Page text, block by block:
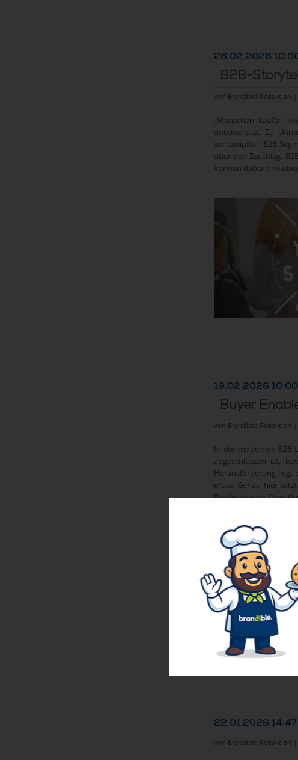
26.02.2026
B2B-
von Brandible Redaktion |
„Menschen kaufen
unterschätzt. Zu
umkämpften B2B-
über den Zuschlag.
können dabei eine
19.02.2026 10:00
Buyer
von Brandible Redaktion |
In der modernen B2B-
abgeschlossen ist,
Herausforderung liegt
muss. Genau hier
Produkte oder
22.01.2026 14:47
von Brandible Redaktion |